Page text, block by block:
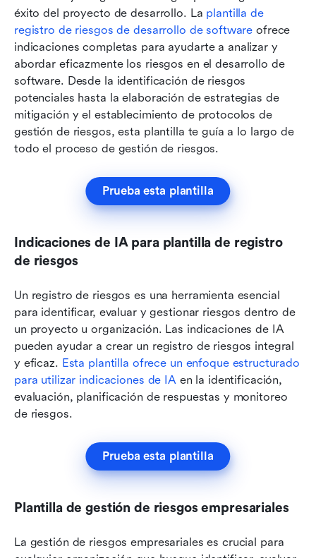
éxito del proyecto de desarrollo. La plantilla de
registro de riesgos de desarrollo de software ofrece
indicaciones completas para ayudarte a analizar y
abordar eficazmente los riesgos en el desarrollo de
software. Desde la identificación de riesgos
potenciales hasta la elaboración de estrategias de
mitigación y el establecimiento de protocolos de
gestión de riesgos, esta plantilla te guía a lo largo de
todo el proceso de gestión de riesgos.
Prueba esta plantilla
Indicaciones de IA para plantilla de registro
de riesgos
Un registro de riesgos es una herramienta esencial
para identificar, evaluar y gestionar riesgos dentro de
un proyecto u organización. Las indicaciones de IA
pueden ayudar a crear un registro de riesgos integral
y eficaz. Esta plantilla ofrece un enfoque estructurado
para utilizar indicaciones de IA en la identificación,
evaluación, planificación de respuestas y monitoreo
de riesgos.
Prueba esta plantilla
Plantilla de gestión de riesgos empresariales
La gestión de riesgos empresariales es crucial para